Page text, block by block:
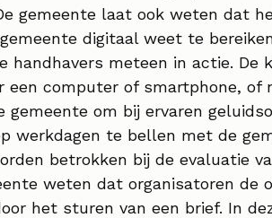
gemeente laat ook weten dat
digitaal weet te
handhavers meteen in actie. De
een computer of smartphone, of
gemeente om bij ervaren
werkdagen te bellen met de
betrokken bij de evaluatie
weten dat organisatoren de
het sturen van een brief. In